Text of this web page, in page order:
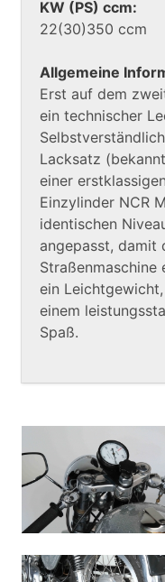
KW (PS) ccm:
22(30)350 ccm
Allgemeine
Erst auf dem
ein technischer
Lacksatz
einer
Einzylinder NCR
identischen
angepasst, damit
ein
einem
Spaß.